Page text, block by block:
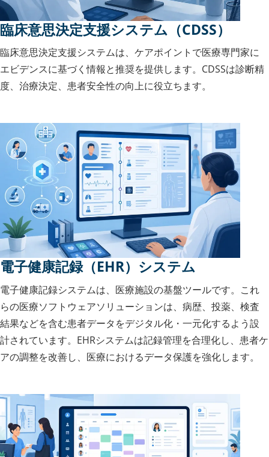
臨床意思決定支援システム（CDSS）
臨床意思決定支援システムは、ケアポイントで医療専門家に
エビデンスに基づく情報と推奨を提供します。CDSSは診断精
度、治療決定、患者安全性の向上に役立ちます。
電子健康記録（EHR）システム
電子健康記録システムは、医療施設の基盤ツールです。これ
らの医療ソフトウェアソリューションは、病歴、投薬、検査
結果などを含む患者データをデジタル化・一元化するよう設
計されています。EHRシステムは記録管理を合理化し、患者ケ
アの調整を改善し、医療におけるデータ保護を強化します。